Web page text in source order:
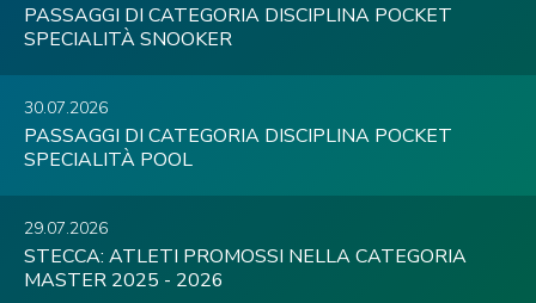
PASSAGGI DI CATEGORIA DISCIPLINA POCKET
SPECIALITÀ SNOOKER
30.07.2026
PASSAGGI DI CATEGORIA DISCIPLINA POCKET
SPECIALITÀ POOL
29.07.2026
STECCA: ATLETI PROMOSSI NELLA CATEGORIA
MASTER 2025 - 2026